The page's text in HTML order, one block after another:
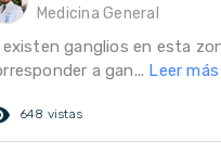
Medicina General
existen ganglios en esta
a gan... Leer más
648 vistas